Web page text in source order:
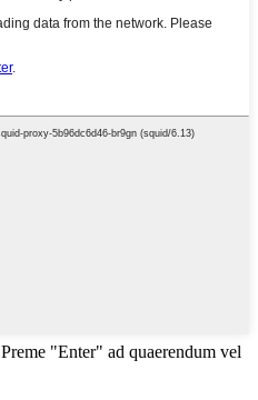
Preme "Enter" ad quaerendum vel